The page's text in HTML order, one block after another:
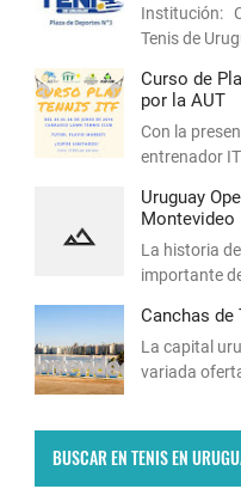
Institución:
Tenis de
Curso de
por la AUT
Con la
entrenador
Uruguay
Montevideo
La historia
importante
Canchas de
La capital
variada
BUSCAR EN TENIS EN